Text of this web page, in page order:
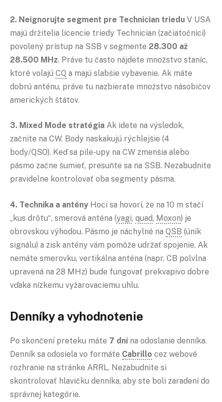
2. Neignorujte segment pre Technician triedu V USA
majú držitelia licencie triedy Technician (začiatočníci)
povolený prístup na SSB v segmente 28.300 až
28.500 MHz. Práve tu často nájdete množstvo staníc,
ktoré volajú CQ a majú slabšie vybavenie. Ak máte
dobrú anténu, práve tu nazbierate množstvo násobičov
amerických štátov.
3. Mixed Mode stratégia Ak idete na výsledok,
začnite na CW. Body naskakujú rýchlejšie (4
body/QSO). Keď sa pile-upy na CW zmenšia alebo
pásmo začne šumieť, presuňte sa na SSB. Nezabudnite
pravidelne kontrolovať oba segmenty pásma.
4. Technika a antény Hoci sa hovorí, že na 10 m stačí
„kus drôtu“, smerová anténa (yagi, quad, Moxon) je
obrovskou výhodou. Pásmo je náchylné na QSB (únik
signálu) a zisk antény vám pomôže udržať spojenie. Ak
nemáte smerovku, vertikálna anténa (napr. CB polvlna
upravená na 28 MHz) bude fungovať prekvapivo dobre
vďaka nízkemu vyžarovaciemu uhlu.
Denníky a vyhodnotenie
Po skončení preteku máte 7 dnína odoslanie denníka.
Denník sa odosiela vo formáte Cabrillo cez webové
rozhranie na stránke ARRL. Nezabudnite si
skontrolovať hlavičku denníka, aby ste boli zaradení do
správnej kategórie.